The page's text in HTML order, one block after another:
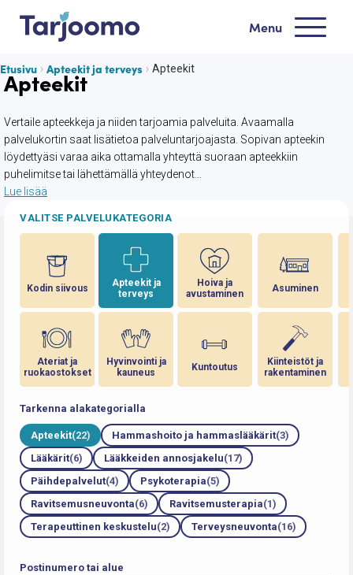
Siirry sisältöön
Menu
Etusivu Apteekit ja terveys Apteekit
Apteekit
Vertaile apteekkeja ja niiden tarjoamia palveluita. Avaamalla
palvelukortin saat lisätietoa palveluntarjoajasta. Sopivan apteekin
löydettyäsi varaa aika ottamalla yhteyttä suoraan apteekkiin
puhelimitse tai lähettämällä yhteydenot…
Lue lisää
VALITSE PALVELUKATEGORIA
Kodin siivous
Ateriat ja
ruokaostokset
Apteekit ja
terveys
Hyvinvointi ja
kauneus
Hoiva ja
avustaminen
Kuntoutus
Asuminen
Kiinteistöt ja
rakentaminen
Tarkenna alakategorialla
Apteekit(22) Hammashoito ja hammaslääkärit(3)
Lääkärit(6) Lääkkeiden annosjakelu(17)
Päihdepalvelut(4) Psykoterapia(5)
Ravitsemusneuvonta(6) Ravitsemusterapia(1)
Terapeuttinen keskustelu(2) Terveysneuvonta(16)
Postinumero tai alue